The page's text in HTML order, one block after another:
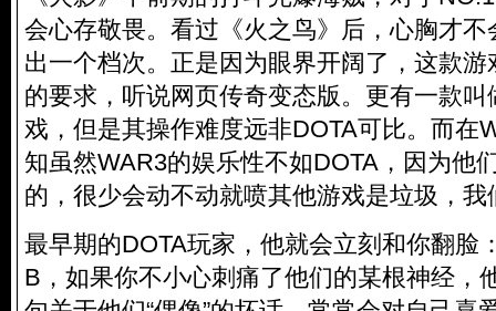
会心存敬畏。看过《火之鸟》后，心胸才
出一个档次。正是因为眼界开阔了，这款
的要求，听说网页传奇变态版。更有一款
戏，但是其操作难度远非DOTA可比。而在
知虽然WAR3的娱乐性不如DOTA，因为他
的，很少会动不动就喷其他游戏是垃圾，
最早期的DOTA玩家，他就会立刻和你翻脸
B，如果你不小心刺痛了他们的某根神经，